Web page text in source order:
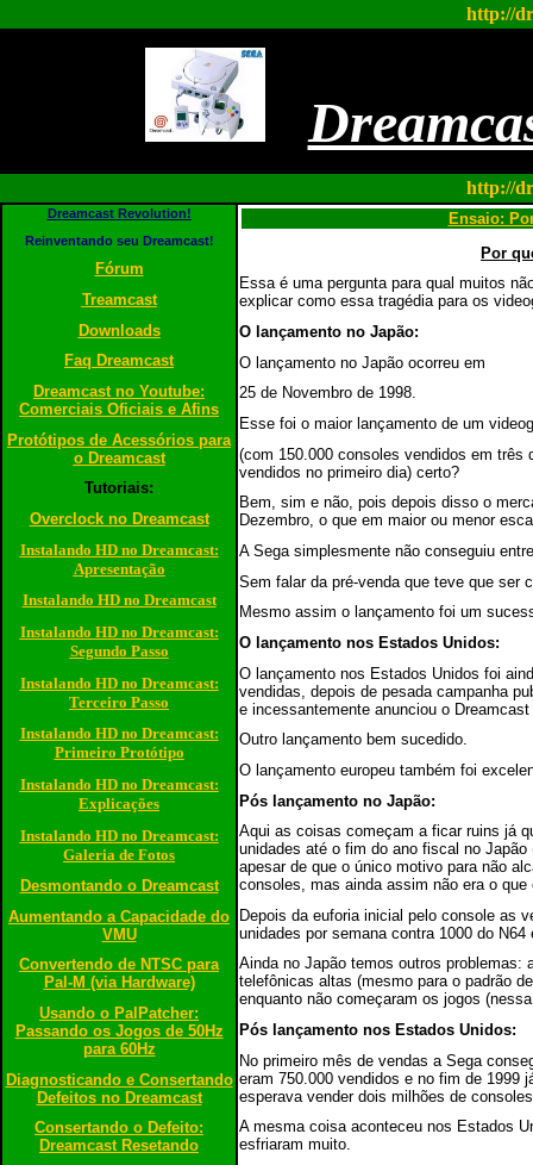
http://
http://
Dreamcast Revolution!
Reinventando seu Dreamcast!
Fórum
Treamcast
Downloads
Faq Dreamcast
Dreamcast no Youtube:
Comerciais Oficiais e Afins
Protótipos de Acessórios para
o Dreamcast
Tutoriais:
Overclock no Dreamcast
Instalando HD no Dreamcast:
Apresentação
Instalando HD no Dreamcast
Instalando HD no Dreamcast:
Segundo Passo
Instalando HD no Dreamcast:
Terceiro Passo
Instalando HD no Dreamcast:
Primeiro Protótipo
Instalando HD no Dreamcast:
Explicações
Instalando HD no Dreamcast:
Galeria de Fotos
Desmontando o Dreamcast
Aumentando a Capacidade do
VMU
Convertendo de NTSC para
Pal-M (via Hardware)
Usando o PalPatcher:
Passando os Jogos de 50Hz
para 60Hz
Diagnosticando e Consertando
Defeitos no Dreamcast
Consertando o Defeito:
Dreamcast Resetando
Ensaio:
Por
Essa é uma pergunta para qual muitos
explicar como essa tragédia para os
O lançamento no Japão:
O lançamento no Japão ocorreu em
25 de Novembro de 1998.
Esse foi o maior lançamento de um
(com 150.000 consoles vendidos em três
vendidos no primeiro dia) certo?
Bem, sim e não, pois depois disso o
Dezembro, o que em maior ou menor
A Sega simplesmente não conseguiu
Sem falar da pré-venda que teve que ser
Mesmo assim o lançamento foi um
O lançamento nos Estados Unidos:
O lançamento nos Estados Unidos foi
vendidas, depois de pesada campanha
e incessantemente anunciou o
Outro lançamento bem sucedido.
O lançamento europeu também foi
Pós lançamento no Japão:
Aqui as coisas começam a ficar ruins já
unidades até o fim do ano fiscal no
apesar de que o único motivo para não
consoles, mas ainda assim não era o que
Depois da euforia inicial pelo console as
unidades por semana contra 1000 do
Ainda no Japão temos outros problemas:
telefônicas altas (mesmo para o padrão
enquanto não começaram os jogos
Pós lançamento nos Estados Unidos:
No primeiro mês de vendas a Sega
eram 750.000 vendidos e no fim de 1999
esperava vender dois milhões de
A mesma coisa aconteceu nos Estados
esfriaram muito.